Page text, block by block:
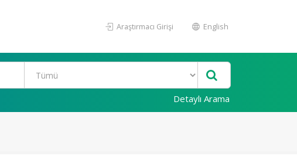
Araştırmacı Girişi English
Detaylı Arama